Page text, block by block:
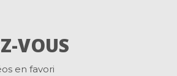
VOUS
en favori